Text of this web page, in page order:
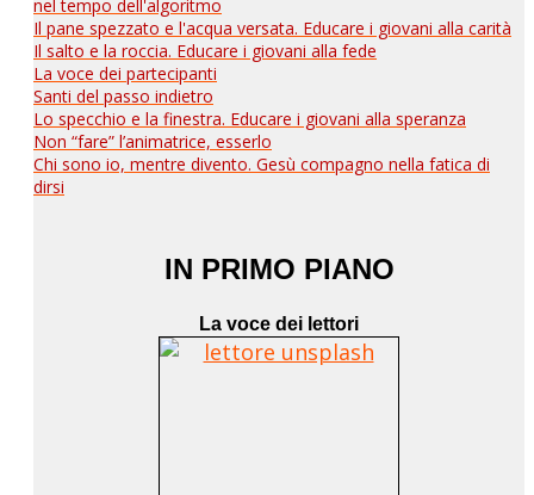
nel tempo dell'algoritmo
Il pane spezzato e l'acqua versata. Educare i giovani alla carità
Il salto e la roccia. Educare i giovani alla fede
La voce dei partecipanti
Santi del passo indietro
Lo specchio e la finestra. Educare i giovani alla speranza
Non “fare” l’animatrice, esserlo
Chi sono io, mentre divento. Gesù compagno nella fatica di
dirsi
IN PRIMO PIANO
La voce dei lettori